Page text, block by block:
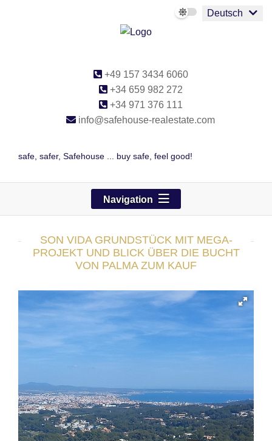
Deutsch
+49 157 3434 6060
+34 659 982 272
+34 971 376 111
info@safehouse-realestate.com
safe, safer, Safehouse ... buy safe, feel good!
Navigation
SON VIDA GRUNDSTÜCK MIT MEGA-
PROJEKT UND BLICK ÜBER DIE BUCHT
VON PALMA ZUM KAUF